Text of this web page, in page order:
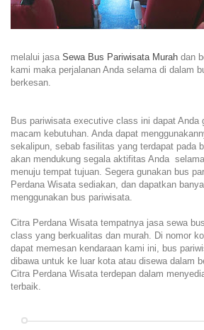
melalui jasa Sewa Bus Pariwisata Murah dan
kami maka perjalanan Anda selama di dalam
berkesan.
Bus pariwisata executive class ini dapat Anda
macam kebutuhan. Anda dapat
sekalipun, sebab fasilitas yang terdapat pada
akan mendukung segala aktifitas Anda
menuju tempat tujuan. Segera gunakan bus
Perdana Wisata sediakan, dan dapatkan
menggunakan bus pariwisata.
Citra Perdana Wisata tempatnya jasa sewa
class yang berkualitas dan murah. Di nomor
dapat memesan kendaraan kami ini, bus
dibawa untuk ke luar kota atau disewa dalam
Citra Perdana Wisata terdepan dalam
terbaik.